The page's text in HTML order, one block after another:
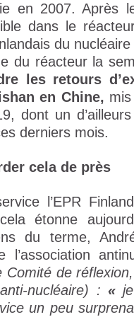
en 2007. Après
dans le
du
du réacteur la
les retours
en Chine,
dont un
derniers mois.
cela de près
l’EPR
étonne
du terme,
l’association
Comité de
nucléaire) : «
un peu